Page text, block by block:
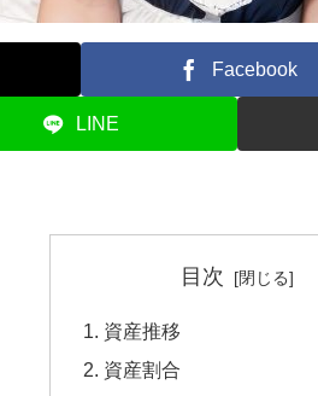
Facebook
LINE
目次
資産推移
資産割合